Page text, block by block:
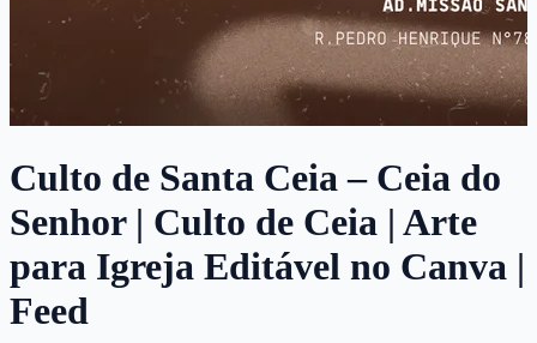
Culto de Santa Ceia – Ceia do
Senhor | Culto de Ceia | Arte
para Igreja Editável no Canva |
Feed